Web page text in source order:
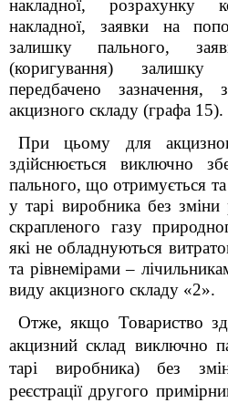
накладної, розрахунку
накладної, заявки на
залишку пального,
(коригування) залишку
передбачено
акцизного складу (графа 15).
При цьому для
здійснюється виключно
пального, що отримується
у тарі виробника без
скрапленого газу
які не обладнуються
та рівнемірами –
виду акцизного складу «2».
Отже, якщо Товариство
акцизний склад виключно
тарі виробника) без
реєстрації другого